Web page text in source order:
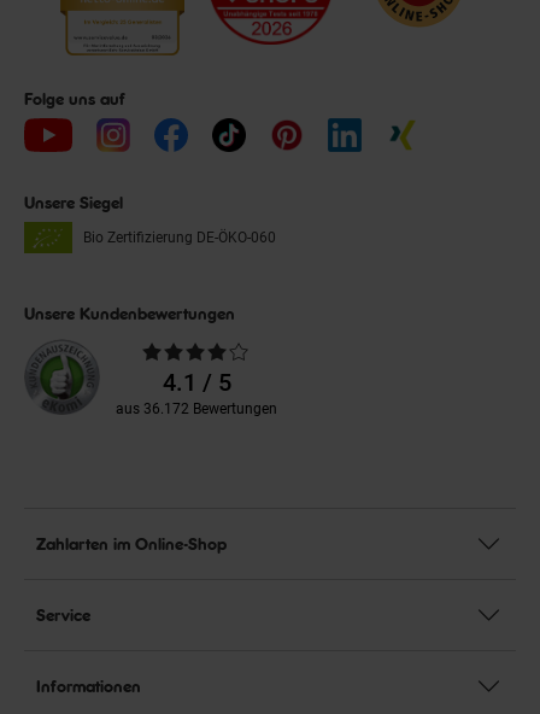
Folge uns auf
Unsere Siegel
Bio Zertifizierung DE-ÖKO-060
Unsere Kundenbewertungen
Durchschnittliche
Bewertungen4.1 / 5
aus 36.172 Bewertungen
Zahlarten im Online-Shop
Service
Informationen